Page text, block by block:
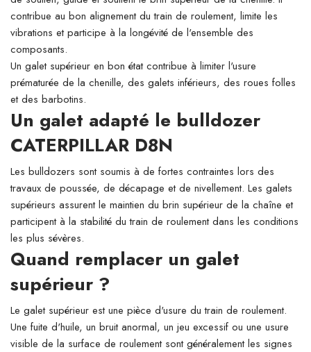
contribue au bon alignement du train de roulement, limite les
vibrations et participe à la longévité de l'ensemble des
composants.
Un galet supérieur en bon état contribue à limiter l'usure
prématurée de la chenille, des galets inférieurs, des roues folles
et des barbotins.
Un galet adapté le bulldozer
CATERPILLAR D8N
Les bulldozers sont soumis à de fortes contraintes lors des
travaux de poussée, de décapage et de nivellement. Les galets
supérieurs assurent le maintien du brin supérieur de la chaîne et
participent à la stabilité du train de roulement dans les conditions
les plus sévères.
Quand remplacer un galet
supérieur ?
Le galet supérieur est une pièce d'usure du train de roulement.
Une fuite d'huile, un bruit anormal, un jeu excessif ou une usure
visible de la surface de roulement sont généralement les signes